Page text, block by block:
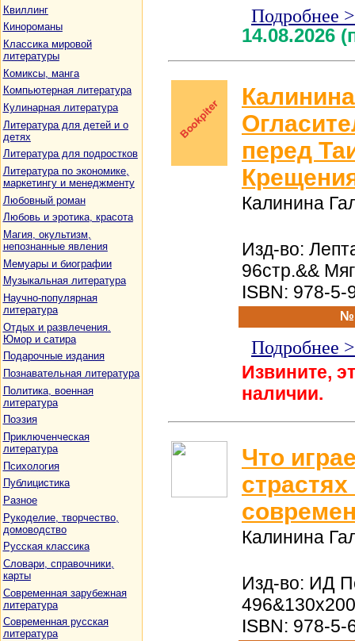
Квиллинг
Кинороманы
Классика мировой
литературы
Комиксы, манга
Компьютерная литература
Кулинарная литература
Литература для детей и о
детях
Литература для подростков
Литература по экономике,
маркетингу и менеджменту
Любовный роман
Любовь и эротика, красота
Магия, окультизм,
непознанные явления
Мемуары и биографии
Музыкальная литература
Научно-популярная
литература
Отдых и развлечения.
Юмор и сатира
Подарочные издания
Познавательная литература
Политика, военная
литература
Поэзия
Приключенческая
литература
Психология
Публицистика
Разное
Рукоделие, творчество,
домоводство
Русская классика
Словари, справочники,
карты
Современная зарубежная
литература
Современная русская
литература
Подробнее
14.08.2026
перед
Калинина
Изд-во:
96стр.&&
ISBN: 978-5-
Подробнее
Извините,
наличии.
Что
Калинина
Изд-во: ИД
ISBN: 978-5-